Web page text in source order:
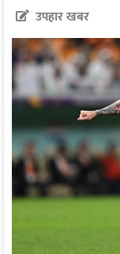
उपहार खबर